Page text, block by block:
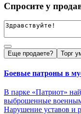
Спросите у
Еще продаете? Торг
Боевые патроны в
В парке «Патриот»
выброшенные
Нарушение уставов и